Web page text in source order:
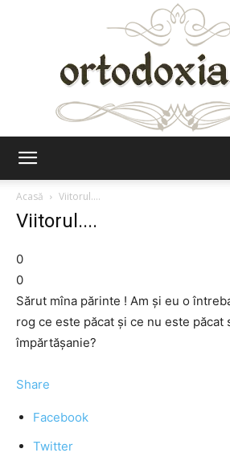
Acasă
Viitorul....
Viitorul....
0
0
Sărut mîna părinte ! Am şi eu o
rog ce este păcat și ce nu este păcat
împărtăşanie?
Share
Facebook
Twitter